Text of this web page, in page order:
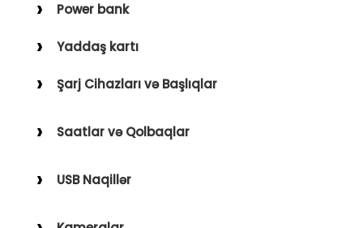
Qulaqüstü
Power bank
Yaddaş kartı
Şarj Cihazları və Başlıqlar
Saatlar və Qolbaqlar
Saat Qolbaqları
USB Naqillər